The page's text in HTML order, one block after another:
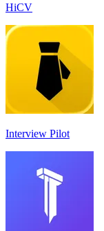
HiCV
Interview Pilot